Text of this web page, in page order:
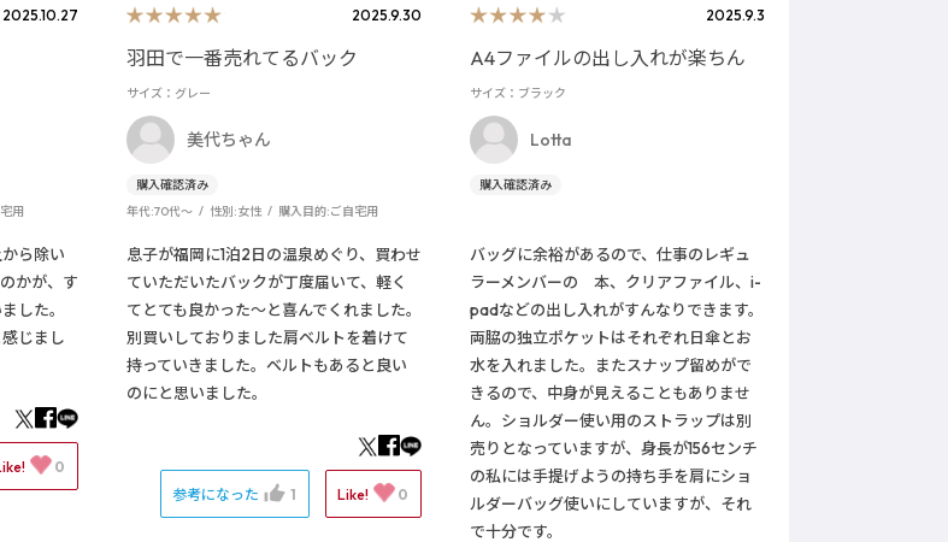
2025.10.27
用
ら除い
かが、す
した。
じまし
0
2025.9.30
羽田で一番売れてるバック
サイズ：グレー
美代ちゃん
年代:70代～ 性別:女性 購入目的:ご自宅用
息子が福岡に1泊2日の温泉めぐり、買わせ
ていただいたバックが丁度届いて、軽く
てとても良かった～と喜んでくれました。
別買いしておりました肩ベルトを着けて
持っていきました。ベルトもあると良い
のにと思いました。
参考になった 1 Like! 0
2025.9.3
A4ファイルの出し入れが楽ちん
サイズ：ブラック
Lotta
バッグに余裕があるので、仕事のレギュ
ラーメンバーの 本、クリアファイル、i-
padなどの出し入れがすんなりできます。
両脇の独立ポケットはそれぞれ日傘とお
水を入れました。またスナップ留めがで
きるので、中身が見えることもありませ
ん。ショルダー使い用のストラップは別
売りとなっていますが、身長が156センチ
の私には手提げようの持ち手を肩にショ
ルダーバッグ使いにしていますが、それ
で十分です。